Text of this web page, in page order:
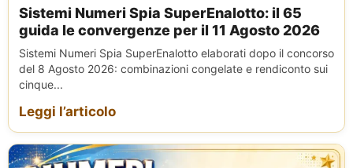
Sistemi Numeri Spia SuperEnalotto: il 65
guida le convergenze per il 11 Agosto 2026
Sistemi Numeri Spia SuperEnalotto elaborati dopo il concorso
del 8 Agosto 2026: combinazioni congelate e rendiconto sui
cinque...
Leggi l’articolo